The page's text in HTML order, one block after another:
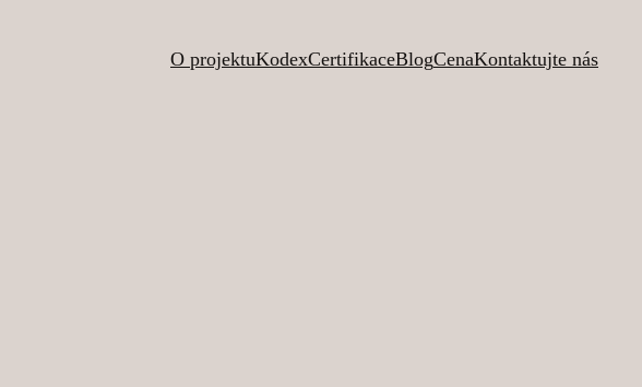
O projektuKodexCertifikaceBlogCenaKontaktujte nás